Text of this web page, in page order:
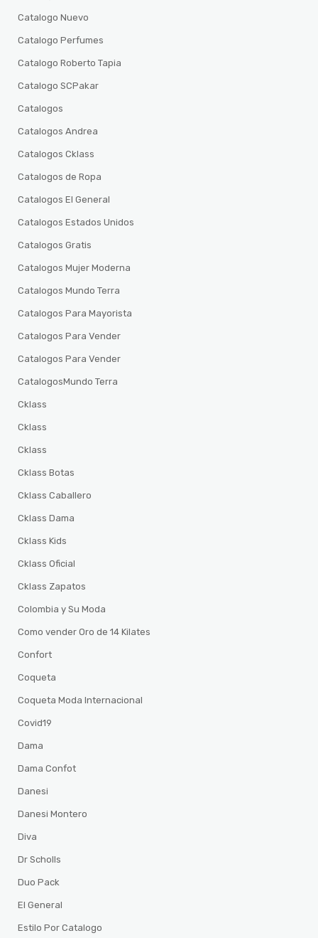
Catalogo Nuevo
Catalogo Perfumes
Catalogo Roberto Tapia
Catalogo SCPakar
Catalogos
Catalogos Andrea
Catalogos Cklass
Catalogos de Ropa
Catalogos El General
Catalogos Estados Unidos
Catalogos Gratis
Catalogos Mujer Moderna
Catalogos Mundo Terra
Catalogos Para Mayorista
Catalogos Para Vender
Catalogos Para Vender
CatalogosMundo Terra
Cklass
Cklass
Cklass
Cklass Botas
Cklass Caballero
Cklass Dama
Cklass Kids
Cklass Oficial
Cklass Zapatos
Colombia y Su Moda
Como vender Oro de 14 Kilates
Confort
Coqueta
Coqueta Moda Internacional
Covid19
Dama
Dama Confot
Danesi
Danesi Montero
Diva
Dr Scholls
Duo Pack
El General
Estilo Por Catalogo